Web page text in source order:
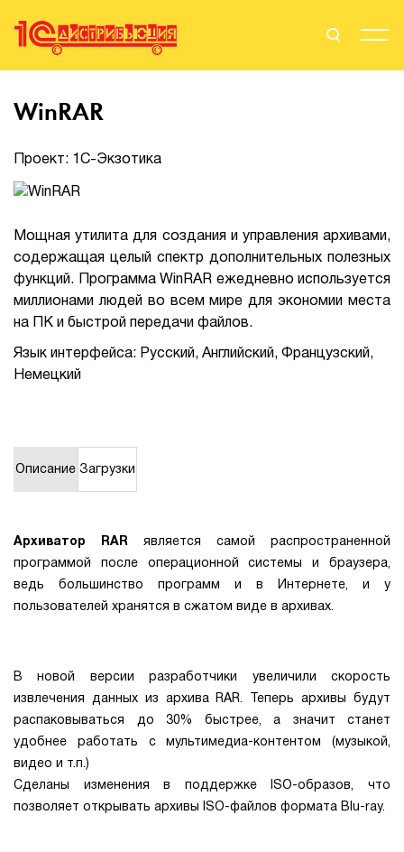
Поиск
О нас
Вендоры
События
WinRAR
Проект: 1С-Экзотика
Мощная утилита для создания и управления архивами,
содержащая целый спектр дополнительных полезных
функций. Программа WinRAR ежедневно используется
миллионами людей во всем мире для экономии места
на ПК и быстрой передачи файлов.
Язык интерфейса: Русский, Английский, Французский,
Немецкий
Описание Загрузки
Архиватор RAR является самой распространенной
программой после операционной системы и браузера,
ведь большинство программ и в Интернете, и у
пользователей хранятся в сжатом виде в архивах.
В новой версии разработчики увеличили скорость
извлечения данных из архива RAR. Теперь архивы будут
распаковываться до 30% быстрее, а значит станет
удобнее работать с мультимедиа-контентом (музыкой,
видео и т.п.)
Сделаны изменения в поддержке ISO-образов, что
позволяет открывать архивы ISO-файлов формата Blu-ray.